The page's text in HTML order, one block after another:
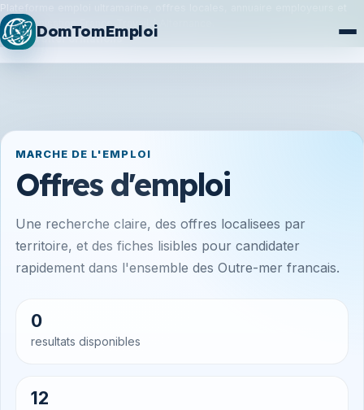
Plateforme emploi ultramarine, offres locales, annuaire employeurs et
synchronisation France Travail / Alternance.
Plan du siteFormations
DomTomEmploi
MARCHE DE L'EMPLOI
Offres d'emploi
Une recherche claire, des offres localisees par
territoire, et des fiches lisibles pour candidater
rapidement dans l'ensemble des Outre-mer francais.
0
resultats disponibles
12